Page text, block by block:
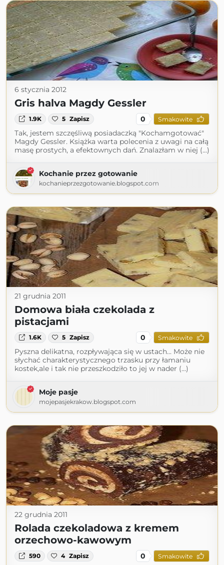
6 stycznia 2012
Gris halva Magdy Gessler
1.9K 5 Zapisz 0 Smakowite
Tak, jestem szczęśliwą posiadaczką "Kochamgotować"
Magdy Gessler. Książka warta polecenia z uwagi na całą
masę prostych, a efektownych dań. Znalazłam w niej (...)
Kochanie przez gotowanie
kochanieprzezgotowanie.blogspot.com
21 grudnia 2011
Domowa biała czekolada z
pistacjami
1.6K 5 Zapisz 0 Smakowite
Pyszna delikatna, rozpływająca się w ustach... Może nie
słychać charakterystycznego trzasku przy łamaniu
kostek,ale i tak nie przeszkodziło to jej w nader (...)
Moje pasje
mojepasjekrakow.blogspot.com
22 grudnia 2011
Rolada czekoladowa z kremem
orzechowo-kawowym
590 4 Zapisz 0 Smakowite